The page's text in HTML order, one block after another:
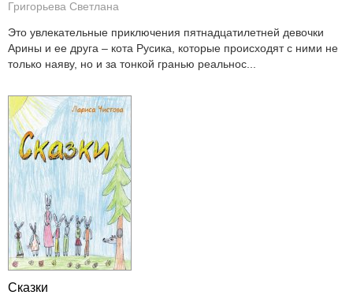
Григорьева Светлана
Это увлекательные приключения пятнадцатилетней девочки
Арины и ее друга – кота Русика, которые происходят с ними не
только наяву, но и за тонкой гранью реальнос...
Сказки